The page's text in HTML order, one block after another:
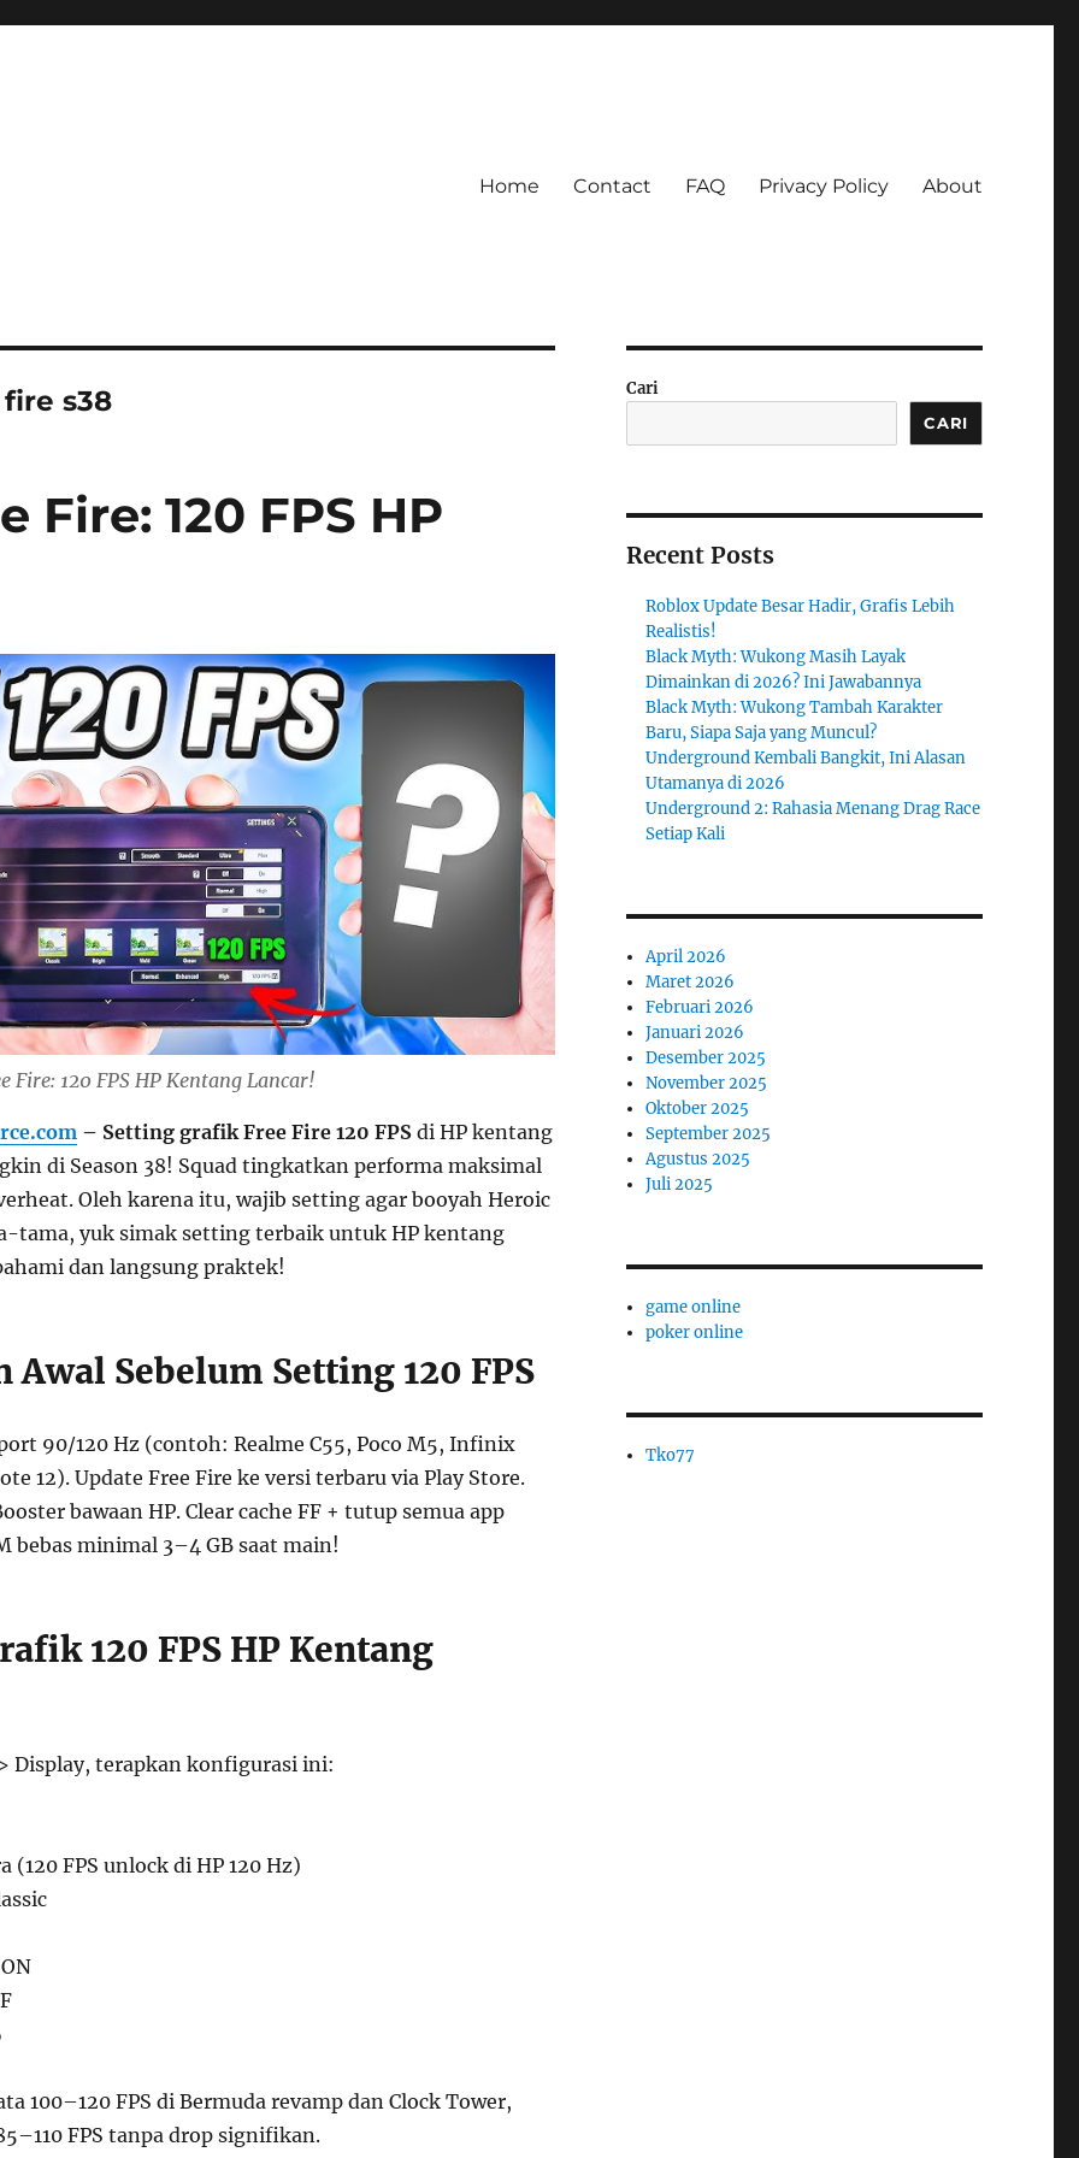
Home Contact FAQ Privacy Policy About
s38
Fire: 120 FPS HP
Fire: 120 FPS HP Kentang Lancar!
– Setting grafik Free Fire 120 FPSdi HP kentang
di Season 38! Squad tingkatkan performa maksimal
Oleh karena itu, wajib setting agar booyah Heroic
tama, yuk simak setting terbaik untuk HP kentang
dan langsung praktek!
Awal Sebelum Setting 120 FPS
90/120 Hz (contoh: Realme C55, Poco M5, Infinix
12). Update Free Fire ke versi terbaru via Play Store.
bawaan HP. Clear cache FF + tutup semua app
bebas minimal 3–4 GB saat main!
120 FPS HP Kentang
Display, terapkan konfigurasi ini:
(120 FPS unlock di HP 120 Hz)
100–120 FPS di Bermuda revamp dan Clock Tower,
FPS tanpa drop signifikan.
Cari
CARI
Recent Posts
Roblox Update Besar Hadir, Grafis Lebih
Realistis!
Black Myth: Wukong Masih Layak
Dimainkan di 2026? Ini Jawabannya
Black Myth: Wukong Tambah Karakter
Baru, Siapa Saja yang Muncul?
Underground Kembali Bangkit, Ini Alasan
Utamanya di 2026
Underground 2: Rahasia Menang Drag Race
Setiap Kali
April 2026
Maret 2026
Februari 2026
Januari 2026
Desember 2025
November 2025
Oktober 2025
September 2025
Agustus 2025
Juli 2025
game online
poker online
Tko77